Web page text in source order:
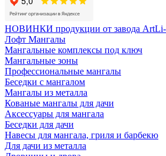
НОВИНКИ продукции от завода
Лофт Мангалы
Мангальные комплексы под ключ
Мангальные зоны
Профессиональные мангалы
Беседки с мангалом
Мангалы из металла
Кованые мангалы для дачи
Аксессуары для мангала
Беседки для дачи
Навесы для мангала, гриля и барбекю
Для дачи из металла